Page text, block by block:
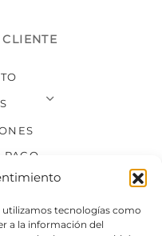
utilizamos tecnologías como
a la información del
PAGO